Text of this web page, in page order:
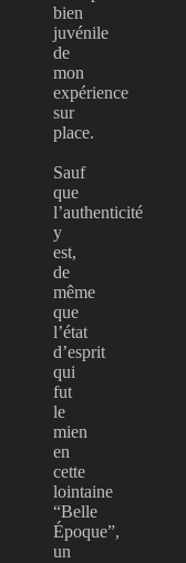
bien
juvénile
de
mon
expérience
sur
place.
Sauf
que
l’authenticité
y
est,
de
même
que
l’état
d’esprit
qui
fut
le
mien
en
cette
lointaine
“Belle
Époque”,
un